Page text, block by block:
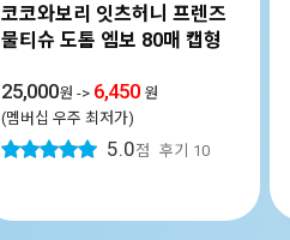
코코와보리 잇츠허니 프렌즈
물티슈 도톰 엠보 80매 캡형
25,000원 -> 6,450원
(멤버십 우주 최저가)
5.0점 후기 10